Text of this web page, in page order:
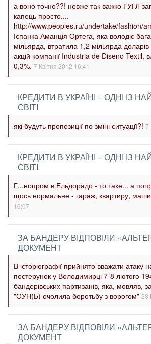
а воно точно??! невже так важко ГУГЛ
капець просто....
http://www.peoples.ru/undertake/fashion/
Іспанка Аманція Ортега, яка володіє
мільярда, втратила 1,2 мільярда доларів
акцій компанії Industria de Diseno Textil,
0,3%. 7 Квітня 2012 16:41
КРЕДИТИ В УКРАЇНІ – ОДНІ ІЗ
СВІТІ
які будуть пропозиції по зміні ситуації?! 7
КРЕДИТИ В УКРАЇНІ – ОДНІ ІЗ
СВІТІ
Г...нопром в Ельдорадо - то таке... а
щось нормальне - гараж, квартиру,
16:07
ЗА БАНДЕРУ ВІДПОВІЛИ
ДОКУМЕНТ
В історіографії прийнято вважати атаку
постерунок у Володимирці 7-8 лютого
бандерівських партизанів, яка, мовляв,
"ОУН(Б) очолила боротьбу з ворогом" 28
ЗА БАНДЕРУ ВІДПОВІЛИ
ДОКУМЕНТ